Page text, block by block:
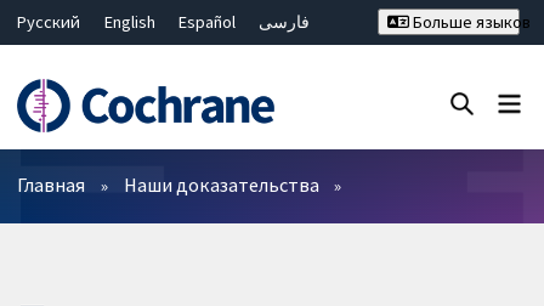
Русский English Español
فارسی
Bahasa Malaysia
ไทย
繁體中文
简体中文
Больше языков
Фильтры
Главная Наши доказательства